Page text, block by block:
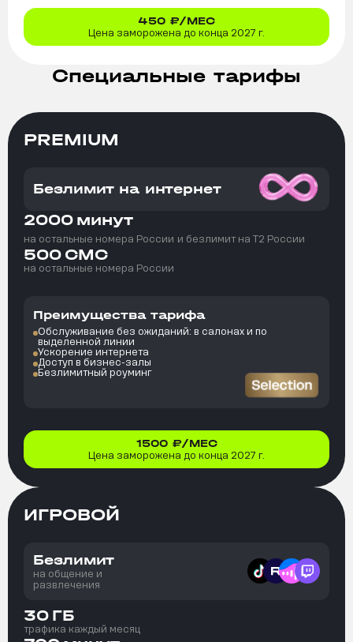
450 ₽/МЕС
Цена заморожена до конца 2027 г.
Специальные тарифы
PREMIUM
Безлимит на интернет
2000 минут
на остальные номера России и безлимит на T2 России
500 СМС
на остальные номера России
Преимущества тарифа
Обслуживание без ожиданий: в салонах и по
выделенной линии
Ускорение интернета
Доступ в бизнес-залы
Безлимитный роуминг
1500 ₽/МЕС
Цена заморожена до конца 2027 г.
ИГРОВОЙ
Безлимит
на общение и
развлечения
30 ГБ
трафика каждый месяц